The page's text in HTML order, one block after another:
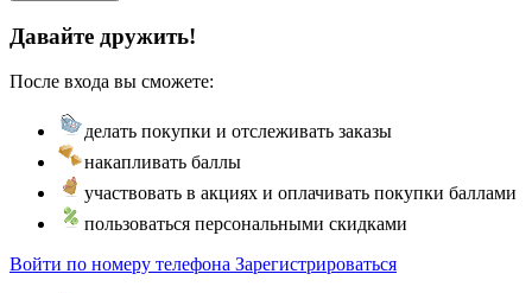
Давайте дружить!
После входа вы сможете:
делать покупки и отслеживать заказы
накапливать баллы
участвовать в акциях и оплачивать покупки баллами
пользоваться персональными скидками
Войти по номеру телефона Зарегистрироваться